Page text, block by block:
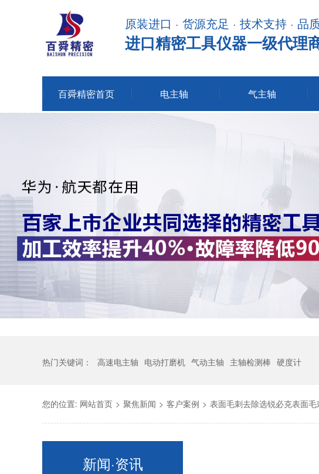
原装进口 · 货源充足 · 技术支持 · 品
进口精密工具仪器一级代理
百舜精密首页 电主轴 气主轴
热门关键词： 高速电主轴 电动打磨机 气动主轴 主轴检测棒 硬度计
您的位置: 网站首页 > 聚焦新闻 > 客户案例 > 表面毛刺去除选锐必克表面毛
新闻·资讯